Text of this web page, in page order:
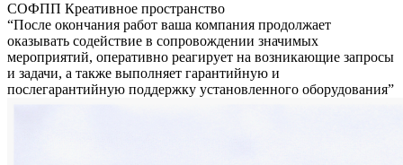
СОФПП Креативное пространство
“После окончания работ ваша компания продолжает
оказывать содействие в сопровождении значимых
мероприятий, оперативно реагирует на возникающие запросы
и задачи, а также выполняет гарантийную и
послегарантийную поддержку установленного оборудования”